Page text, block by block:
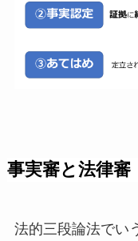
事実審と法律審
法的三段論法でい